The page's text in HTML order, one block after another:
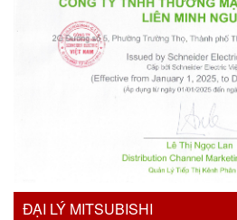
ĐẠI LÝ MITSUBISHI